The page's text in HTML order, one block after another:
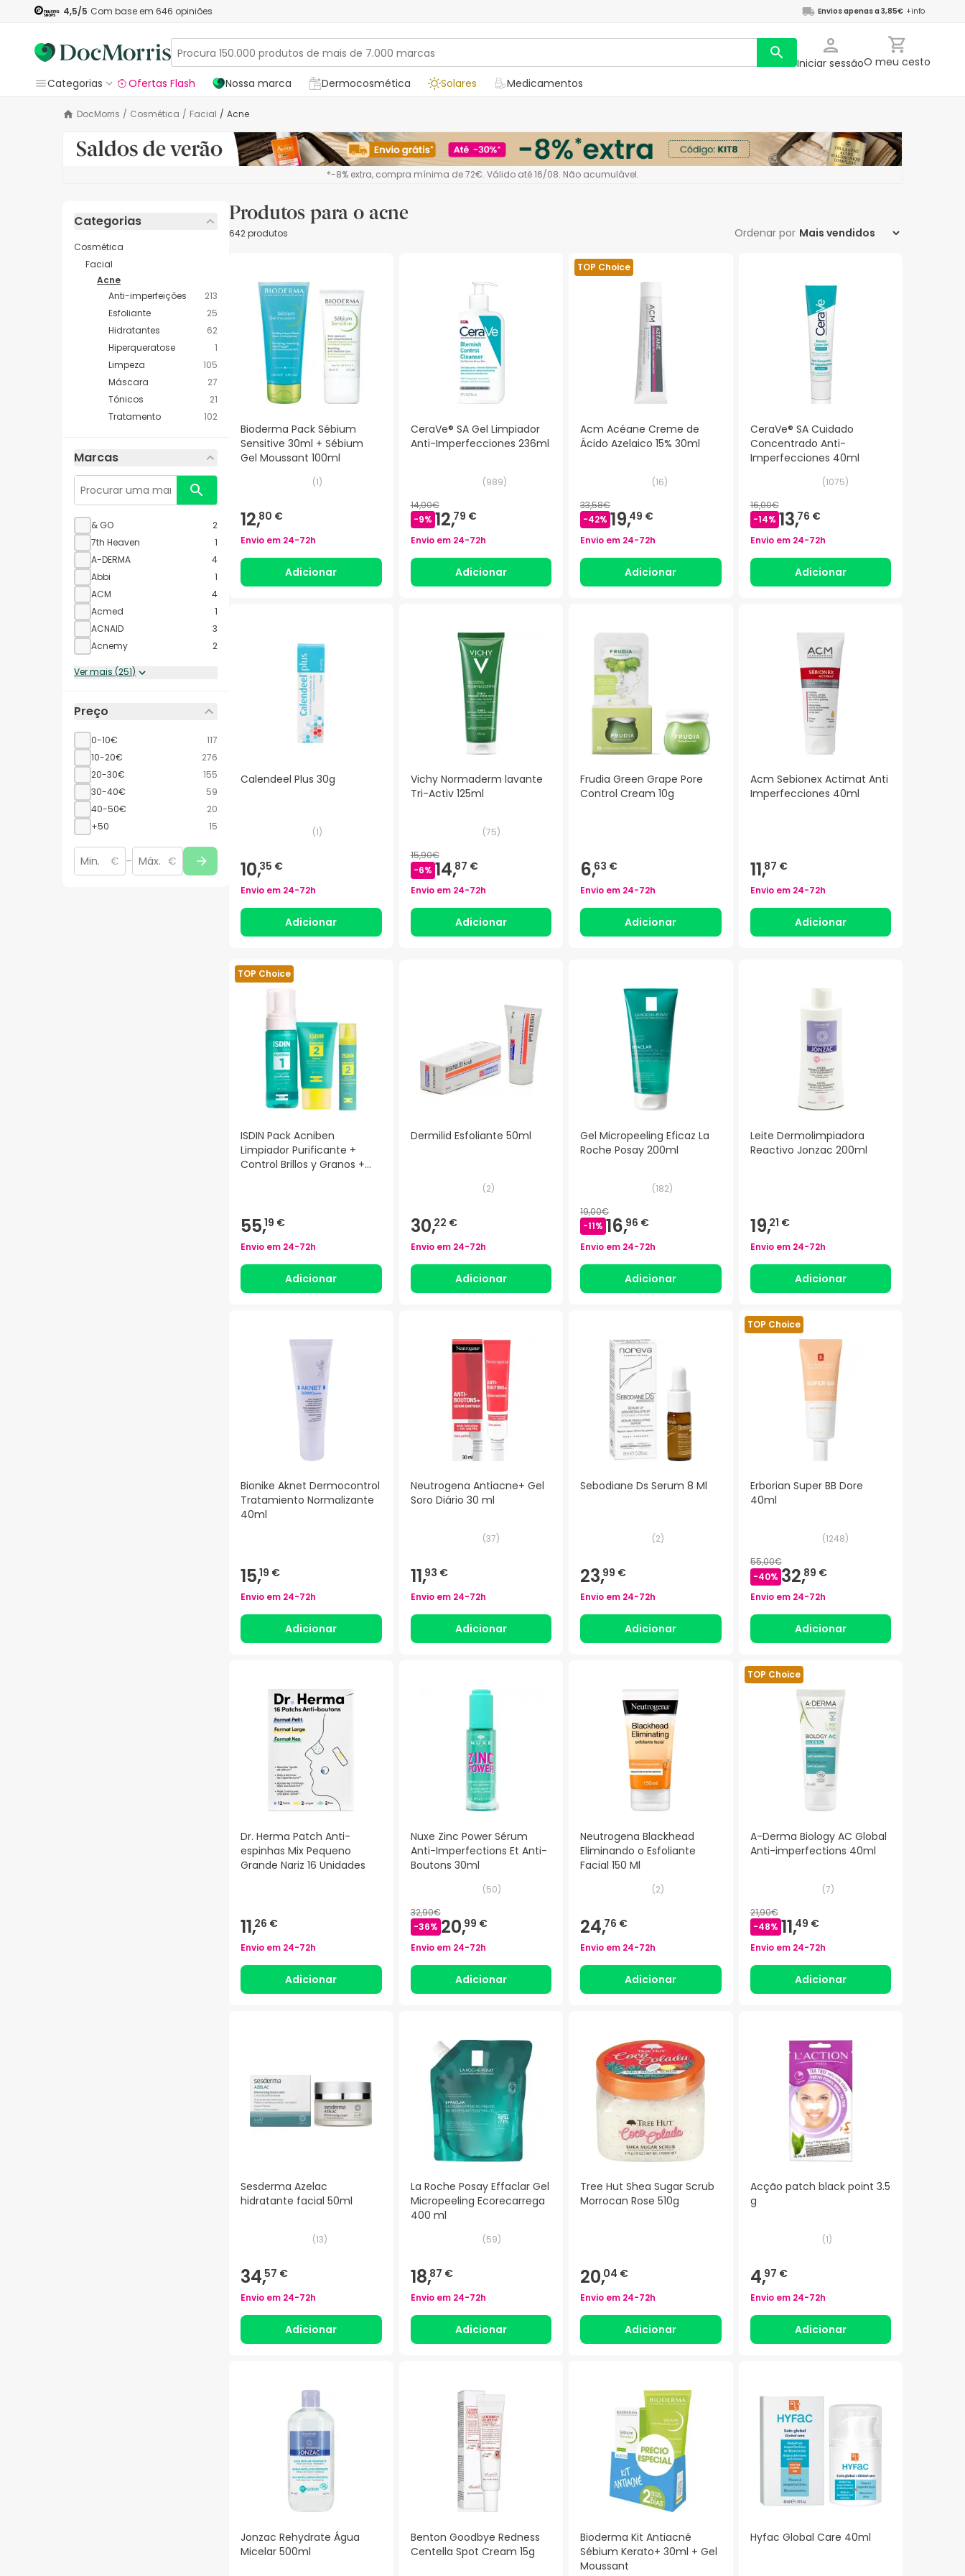
4,5/5 Com base em 646 opiniões Envios apenas a 3,85€ +info
Iniciar sessãoO meu cesto
Categorias
Ofertas Flash Nossa marca Dermocosmética Solares Medicamentos
DocMorris / Cosmética / Facial / Acne
*-8% extra, compra mínima de 72€. Válido até 16/08. Não acumulável.
Categorias
Cosmética
Facial
Acne
Anti-imperfeições
213
Esfoliante
25
Hidratantes
62
Hiperqueratose
1
Limpeza
105
Máscara
27
Tónicos
21
Tratamento
102
Marcas
& GO
2
7th Heaven
1
A-DERMA
4
Abbi
1
ACM
4
Acmed
1
ACNAID
3
Acnemy
2
Avene
CeraVe ®
6
3
Neutrogena®
7
Ver mais (251)
Preço
0-10€
117
10-20€
276
20-30€
155
30-40€
59
40-50€
20
+50
15
€ – €
Produtos para o acne
642 produtos Ordenar por
Bioderma Pack Sébium
Sensitive 30ml + Sébium
Gel Moussant 100ml
(1)
12,80 €
Envio em 24-72h
Adicionar
CeraVe® SA Gel Limpiador
Anti-Imperfecciones 236ml
(989)
14,00€
-9% 12,79 €
Envio em 24-72h
Adicionar
TOP Choice
Acm Acéane Creme de
Ácido Azelaico 15% 30ml
(16)
33,58€
-42% 19,49 €
Envio em 24-72h
Adicionar
CeraVe® SA Cuidado
Concentrado Anti-
Imperfecciones 40ml
(1075)
16,00€
-14% 13,76 €
Envio em 24-72h
Adicionar
Calendeel Plus 30g
(1)
10,35 €
Envio em 24-72h
Adicionar
Vichy Normaderm lavante
Tri-Activ 125ml
(75)
15,90€
-6% 14,87 €
Envio em 24-72h
Adicionar
Frudia Green Grape Pore
Control Cream 10g
6,63 €
Envio em 24-72h
Adicionar
Acm Sebionex Actimat Anti
Imperfecciones 40ml
11,87 €
Envio em 24-72h
Adicionar
TOP Choice
ISDIN Pack Acniben
Limpiador Purificante +
Control Brillos y Granos +
55,19 €
Envio em 24-72h
Adicionar
Dermilid Esfoliante 50ml
(2)
30,22 €
Envio em 24-72h
Adicionar
Gel Micropeeling Eficaz La
Roche Posay 200ml
(182)
19,00€
-11% 16,96 €
Envio em 24-72h
Adicionar
Leite Dermolimpiadora
Reactivo Jonzac 200ml
19,21 €
Envio em 24-72h
Adicionar
Bionike Aknet Dermocontrol
Tratamiento Normalizante
40ml
15,19 €
Envio em 24-72h
Adicionar
Neutrogena Antiacne+ Gel
Soro Diário 30 ml
(37)
11,93 €
Envio em 24-72h
Adicionar
Sebodiane Ds Serum 8 Ml
(2)
23,99 €
Envio em 24-72h
Adicionar
TOP Choice
Erborian Super BB Dore
40ml
(1248)
55,00€
-40% 32,89 €
Envio em 24-72h
Adicionar
Dr. Herma Patch Anti-
espinhas Mix Pequeno
Grande Nariz 16 Unidades
11,26 €
Envio em 24-72h
Adicionar
Nuxe Zinc Power Sérum
Anti-Imperfections Et Anti-
Boutons 30ml
(50)
32,90€
-36% 20,99 €
Envio em 24-72h
Adicionar
Neutrogena Blackhead
Eliminando o Esfoliante
Facial 150 Ml
(2)
24,76 €
Envio em 24-72h
Adicionar
TOP Choice
A-Derma Biology AC Global
Anti-imperfections 40ml
(7)
21,90€
-48% 11,49 €
Envio em 24-72h
Adicionar
Sesderma Azelac
hidratante facial 50ml
(13)
34,57 €
Envio em 24-72h
Adicionar
La Roche Posay Effaclar Gel
Micropeeling Ecorecarrega
400 ml
(59)
18,87 €
Envio em 24-72h
Adicionar
Tree Hut Shea Sugar Scrub
Morrocan Rose 510g
20,04 €
Envio em 24-72h
Adicionar
Acção patch black point 3.5
g
(1)
4,97 €
Envio em 24-72h
Adicionar
Jonzac Rehydrate Água
Micelar 500ml
Benton Goodbye Redness
Centella Spot Cream 15g
Bioderma Kit Antiacné
Sébium Kerato+ 30ml + Gel
Moussant
Hyfac Global Care 40ml